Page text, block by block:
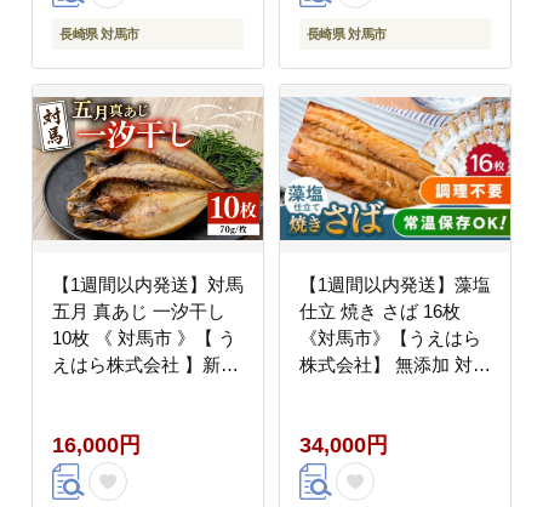
長崎県 対馬市 長崎県 対馬市
【1週間以内発送】対馬
五月 真あじ 一汐干し
10枚 《 対馬市 》【 う
えはら株式会社 】新鮮
発送 最速発送 最短発送
16,000円
【1週間以内発送】藻塩
仕立 焼き さば 16枚
《対馬市》【うえはら
株式会社】 無添加 対馬
ピード発送 最速発送 最
短発送
34,000円